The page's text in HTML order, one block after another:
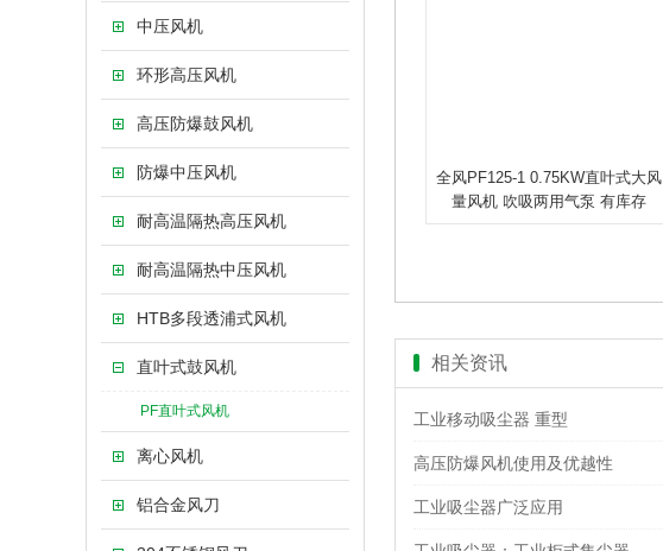
中压风机
环形高压风机
高压防爆鼓风机
防爆中压风机
耐高温隔热高压风机
耐高温隔热中压风机
HTB多段透浦式风机
直叶式鼓风机
PF直叶式风机
离心风机
铝合金风刀
全风PF125-1 0.75KW直叶式大风
量风机 吹吸两用气泵 有库存
相关资讯
工业移动吸尘器 重型
高压防爆风机使用及优越性
工业吸尘器广泛应用